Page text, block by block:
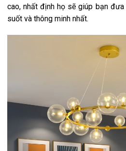
cao, nhất định họ sẽ giúp bạn
suốt và thông minh nhất.